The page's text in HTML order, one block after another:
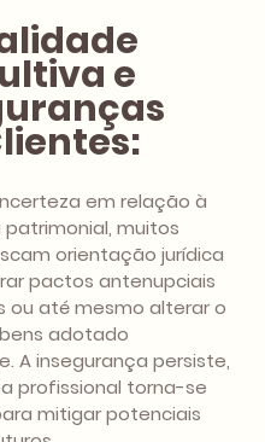
e
em relação à
muitos
orientação jurídica
pactos antenupciais
ou até mesmo alterar o
adotado
A insegurança persiste,
profissional torna-se
mitigar potenciais